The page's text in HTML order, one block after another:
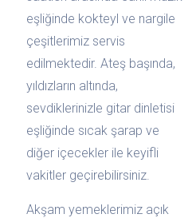
eşliğinde kokteyl ve nargile
çeşitlerimiz servis
edilmektedir. Ateş başında,
yıldızların altında,
sevdiklerinizle gitar dinletisi
eşliğinde sıcak şarap ve
diğer içecekler ile keyifli
vakitler geçirebilirsiniz.
Akşam yemeklerimiz açık